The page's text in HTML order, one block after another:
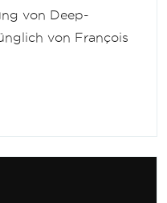
von Deep-
von François